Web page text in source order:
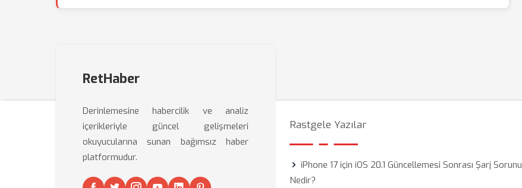
RetHaber
Derinlemesine habercilik ve analiz
içerikleriyle güncel gelişmeleri
okuyucularına sunan bağımsız haber
platformudur.
Rastgele Yazılar
iPhone 17 için iOS 20.1 Güncellemesi Sonrası Şarj Sorunu
Nedir?